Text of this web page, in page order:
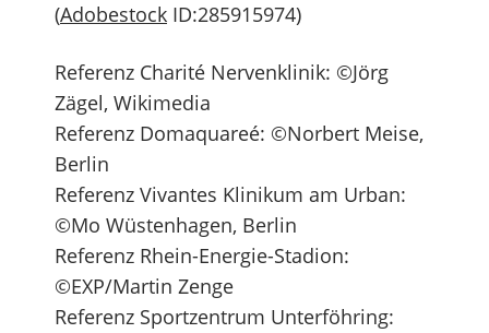
(Adobestock ID:285915974)
Referenz Charité Nervenklinik: ©Jörg
Zägel, Wikimedia
Referenz Domaquareé: ©Norbert Meise,
Berlin
Referenz Vivantes Klinikum am Urban:
©Mo Wüstenhagen, Berlin
Referenz Rhein-Energie-Stadion:
©EXP/Martin Zenge
Referenz Sportzentrum Unterföhring: